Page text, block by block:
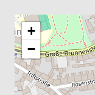
+
−